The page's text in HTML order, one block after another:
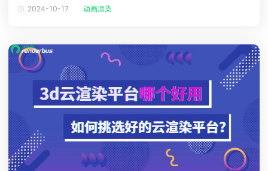
下载
登录
的效率和效果，避免浪费时间和资源。那么，如何设置合理的最大采样
2024-10-17 动画渲染